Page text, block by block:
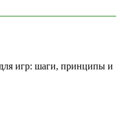
игр: шаги, принципы и